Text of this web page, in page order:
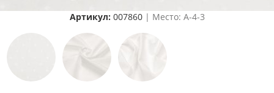
Артикул: 007860| Место: A-4-3